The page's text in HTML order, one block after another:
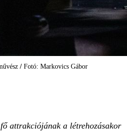
/ Fotó: Markovics Gábor
attrakciójának a létrehozásakor